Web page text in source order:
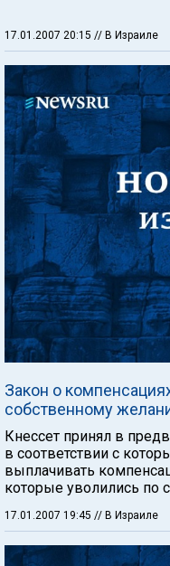
17.01.2007 20:15 // В Израиле
Закон о
собственному
Кнессет принял в
в соответствии с
выплачивать
которые уволились по
17.01.2007 19:45 // В Израиле